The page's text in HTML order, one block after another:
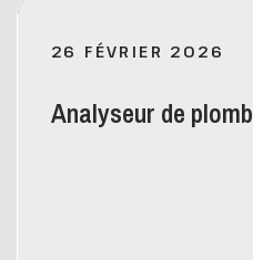
26 FÉVRIER 2026
Analyseur de plomb